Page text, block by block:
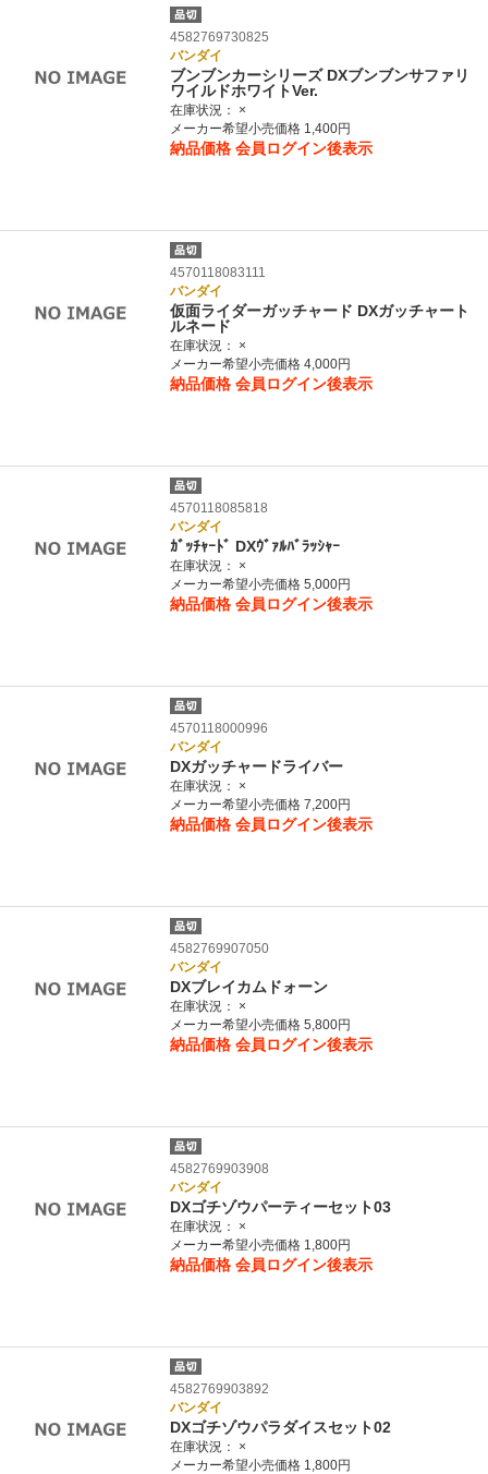
4582769730825
バンダイ
ブンブンカーシリーズ DXブンブンサファリ
ワイルドホワイトVer.
在庫状況：
×
メーカー希望小売価格 1,400円
納品価格 会員ログイン後表示
4570118083111
バンダイ
仮面ライダーガッチャード DXガッチャート
ルネード
在庫状況：
×
メーカー希望小売価格 4,000円
納品価格 会員ログイン後表示
4570118085818
バンダイ
ｶﾞｯﾁｬｰﾄﾞ DXｳﾞｧﾙﾊﾞﾗｯｼｬｰ
在庫状況：
×
メーカー希望小売価格 5,000円
納品価格 会員ログイン後表示
4570118000996
バンダイ
DXガッチャードライバー
在庫状況：
×
メーカー希望小売価格 7,200円
納品価格 会員ログイン後表示
4582769907050
バンダイ
DXブレイカムドォーン
在庫状況：
×
メーカー希望小売価格 5,800円
納品価格 会員ログイン後表示
4582769903908
バンダイ
DXゴチゾウパーティーセット03
在庫状況：
×
メーカー希望小売価格 1,800円
納品価格 会員ログイン後表示
4582769903892
バンダイ
DXゴチゾウパラダイスセット02
在庫状況：
×
メーカー希望小売価格 1,800円